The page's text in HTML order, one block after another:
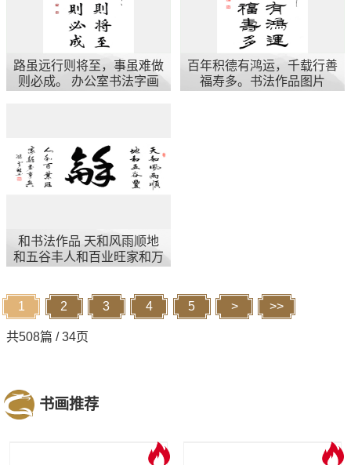
路虽远行则将至，事虽难做
则必成。 办公室书法字画
百年积德有鸿运，千载行善
福寿多。书法作品图片
和书法作品 天和风雨顺地
和五谷丰人和百业旺家和万
1 2 3 4 5 > >>
共508篇 / 34页
书画推荐